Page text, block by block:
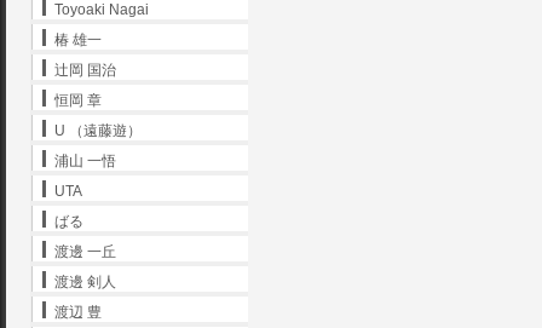
Toyoaki Nagai
椿 雄一
辻岡 国治
恒岡 章
U （遠藤遊）
浦山 一悟
UTA
ばる
渡邊 一丘
渡邊 剣人
渡辺 豊